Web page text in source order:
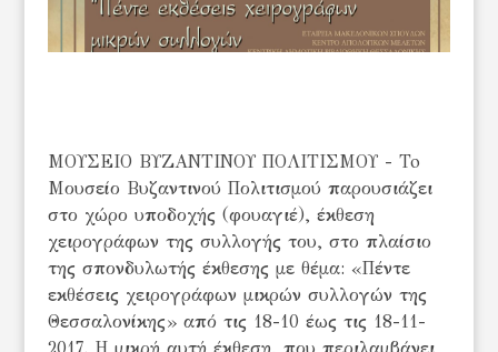
ΜΟΥΣΕΙΟ ΒΥΖΑΝΤΙΝΟΥ ΠΟΛΙΤΙΣΜΟΥ - To
Mουσείο Βυζαντινού Πολιτισμού παρουσιάζει
στο χώρο υποδοχής (φουαγιέ), έκθεση
χειρογράφων της συλλογής του, στο πλαίσιο
της σπονδυλωτής έκθεσης με θέμα: «Πέντε
εκθέσεις χειρογράφων μικρών συλλογών της
Θεσσαλονίκης» από τις 18-10 έως τις 18-11-